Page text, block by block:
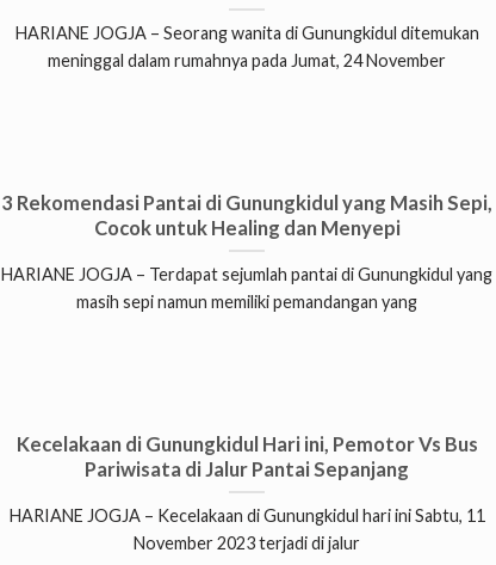
HARIANE JOGJA – Seorang wanita di Gunungkidul ditemukan
meninggal dalam rumahnya pada Jumat, 24 November
3 Rekomendasi Pantai di Gunungkidul yang Masih Sepi,
Cocok untuk Healing dan Menyepi
HARIANE JOGJA – Terdapat sejumlah pantai di Gunungkidul yang
masih sepi namun memiliki pemandangan yang
Kecelakaan di Gunungkidul Hari ini, Pemotor Vs Bus
Pariwisata di Jalur Pantai Sepanjang
HARIANE JOGJA – Kecelakaan di Gunungkidul hari ini Sabtu, 11
November 2023 terjadi di jalur